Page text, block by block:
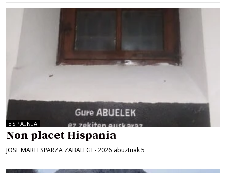
ESPAINIA
Non placet Hispania
JOSE MARI ESPARZA ZABALEGI - 2026 abuztuak 5